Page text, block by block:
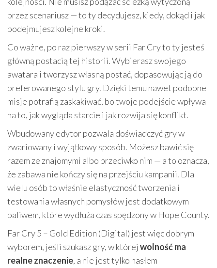
przez scenariusz — to ty decydujesz, kiedy, dokąd i jak
podejmujesz kolejne kroki.
Co ważne, po raz pierwszy w serii Far Cry to ty jesteś
główną postacią tej historii. Wybierasz swojego
awatara i tworzysz własną postać, dopasowując ją do
preferowanego stylu gry. Dzięki temu nawet podobne
misje potrafią zaskakiwać, bo twoje podejście wpływa
na to, jak wygląda starcie i jak rozwija się konflikt.
Wbudowany edytor pozwala doświadczyć gry w
zwariowany i wyjątkowy sposób. Możesz bawić się
razem ze znajomymi albo przeciwko nim — a to oznacza,
że zabawa nie kończy się na przejściu kampanii. Dla
wielu osób to właśnie elastyczność tworzenia i
testowania własnych pomysłów jest dodatkowym
paliwem, które wydłuża czas spędzony w Hope County.
Far Cry 5 – Gold Edition (Digital) jest więc dobrym
wyborem, jeśli szukasz gry, w której wolność ma
realne znaczenie, a nie jest tylko hasłem